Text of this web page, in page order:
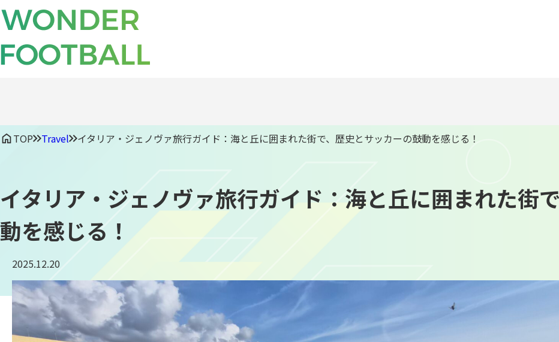
TOP
Travel イタリア・ジェノヴァ旅行ガイド：海と丘に囲まれた街で、歴史とサッカーの鼓動を感じる！
イタリア・ジェノヴァ旅行ガイド：海と丘に囲まれた街
動を感じる！
2025.12.20